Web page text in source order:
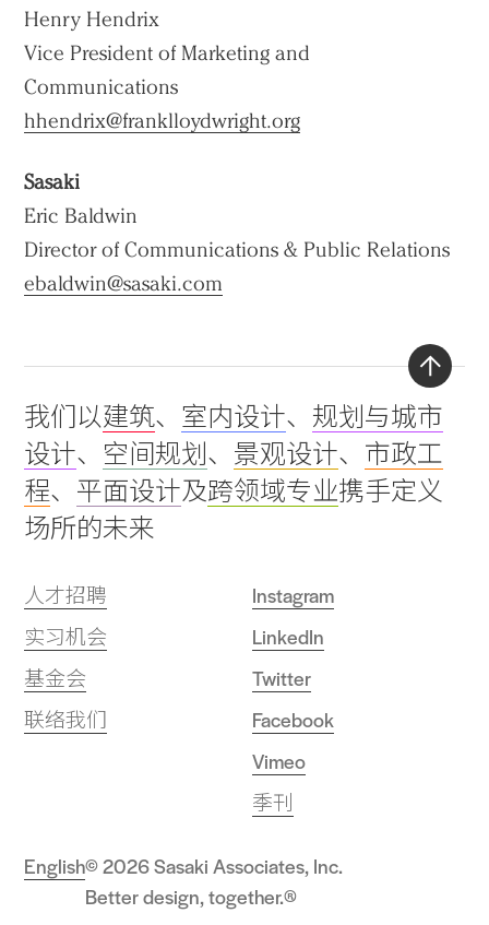
Henry Hendrix
Vice President of Marketing and
Communications
hhendrix@franklloydwright.org
Sasaki
Eric Baldwin
Director of Communications & Public Relations
ebaldwin@sasaki.com
我们以建筑、 室内设计、 规划与城市
设计、 空间规划 、 景观设计、 市政工
程、 平面设计及跨领域专业携手定义
场所的未来
人才招聘
实习机会
基金会
联络我们
Instagram
LinkedIn
Twitter
Facebook
Vimeo
季刊
© 2026 Sasaki Associates, Inc.
Better design, together.®
English
Back
to
top